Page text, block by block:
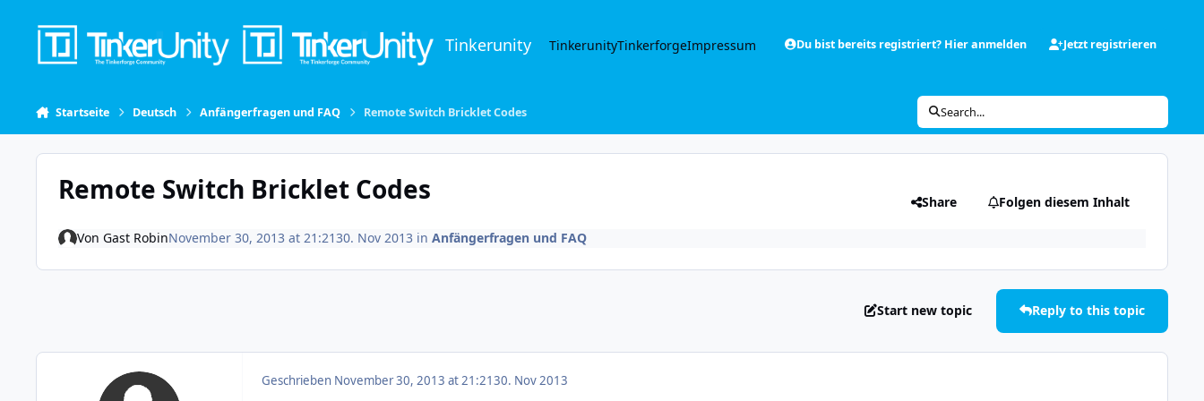
Tinkerunity TinkerunityTinkerforgeImpressum Du bist bereits registriert? Hier anmelden Jetzt registrieren
Startseite Deutsch Anfängerfragen und FAQ Remote Switch Bricklet Codes Search...
Remote Switch Bricklet Codes Share Folgen diesem Inhalt
Von Gast RobinNovember 30, 2013 at 21:2130. Nov 2013 in Anfängerfragen und FAQ
Start new topic Reply to this topic
Geschrieben November 30, 2013 at 21:2130. Nov 2013